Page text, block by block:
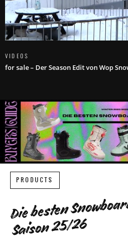
VIDEOS
for sale – Der Season Edit von Wop
PRODUCTS
Die besten
Saison 25/26